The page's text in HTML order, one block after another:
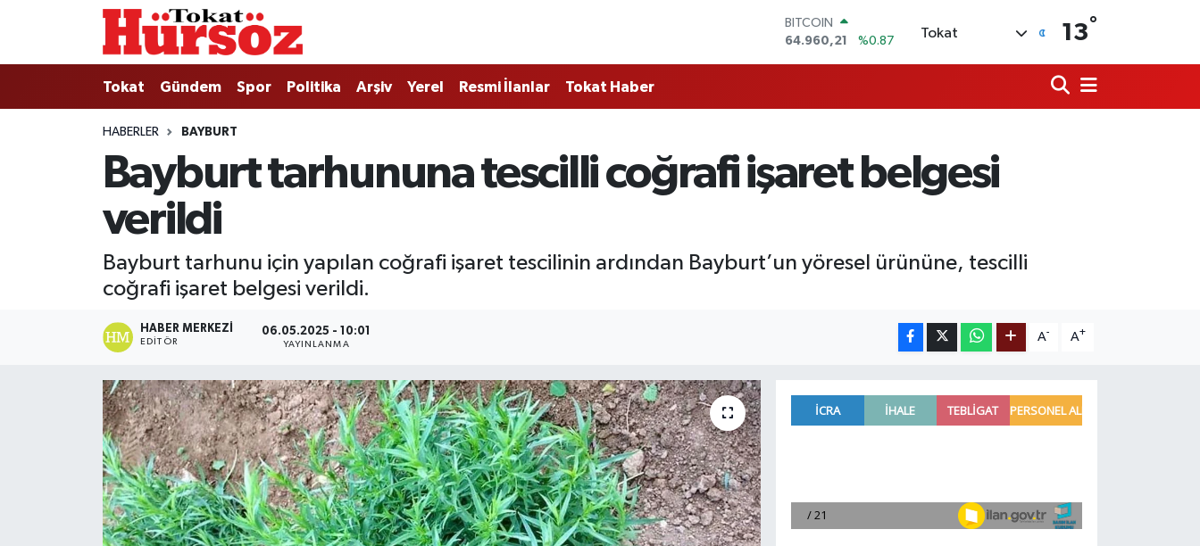
BITCOIN
64.960,21
%0.87
55,2510
%0.32
GRAM ALTIN
6660.55
%0.03
Tokat 13°
Tokat Gündem Spor Politika Arşiv Yerel Resmi İlanlar Tokat Haber
HABERLER BAYBURT
Bayburt tarhununa tescilli coğrafi işaret belgesi
verildi
Bayburt tarhunu için yapılan coğrafi işaret tescilinin ardından Bayburt’un yöresel ürününe, tescilli
coğrafi işaret belgesi verildi.
HABER MERKEZI
EDITÖR
06.05.2025 - 10:01
YAYINLANMA
A- A+
Tokat
Türkiye Gündemi
Gündem
Politika
Tokat Spor
Ekonomi
Tokat Haber
Nöbetçi Eczaneler
Hava Durumu
Tokat Namaz Vakitleri
Tüm Manşetler
Son Dakika Haberleri
Haber Arşivi